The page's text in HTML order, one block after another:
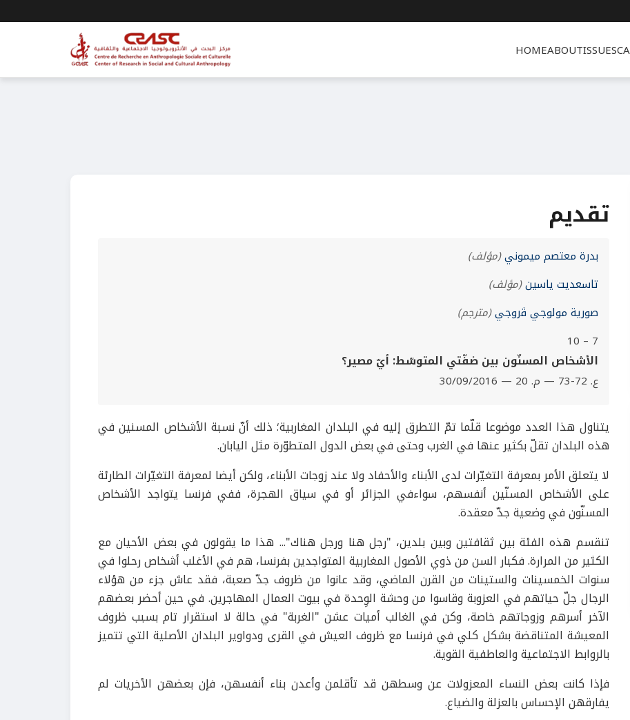
HOMEABOUTISSUES
تقديم
بدرة معتصم ميموني(مؤلف)
تاسعديت ياسين(مؤلف)
صورية مولوجي ﭬروجي(مترجم)
7 – 10
الأشخاص المسنّون بين ضفّتي المتوسّط: أيّ مصير؟
ع. 72-73 — م. 20 — 30/09/2016
يتناول هذا العدد موضوعا قلّما تمّ التطرق إليه في البلدان المغاربية؛ ذلك أنّ نسبة الأشخاص المسنين في
هذه البلدان تقلّ بكثير عنها في الغرب وحتى في بعض الدول المتطوّرة مثل اليابان.
لا يتعلق الأمر بمعرفة التغيّرات لدى الأبناء والأحفاد ولا عند زوجات الأبناء، ولكن أيضا لمعرفة التغيّرات الطارئة
على الأشخاص المسنّين أنفسهم، سواءفي الجزائر أو في سياق الهجرة، ففي فرنسا يتواجد الأشخاص
المسنّون في وضعية جدّ معقدة.
تنقسم هذه الفئة بين ثقافتين وبين بلدين، "رجل هنا ورجل هناك"... هذا ما يقولون في بعض الأحيان مع
الكثير من المرارة. فكبار السن من ذوي الأصول المغاربية المتواجدين بفرنسا، هم في الأغلب أشخاص رحلوا في
سنوات الخمسينات والستينات من القرن الماضي، وقد عانوا من ظروف جدّ صعبة، فقد عاش جزء من هؤلاء
الرجال جلّ حياتهم في العزوبة وقاسوا من وحشة الوِحدة في بيوت العمال المهاجرين. في حين أحضر بعضهم
الآخر أسرهم وزوجاتهم خاصة، وكن في الغالب أميات عشن "الغربة" في حالة لا استقرار تام بسبب ظروف
المعيشة المتناقضة بشكل كلي في فرنسا مع ظروف العيش في القرى ودواوير البلدان الأصلية التي تتميز
بالروابط الاجتماعية والعاطفية القوية.
فإذا كانت بعض النساء المعزولات عن وسطهن قد تأقلمن وأعدن بناء أنفسهن، فإن بعضهن الأخريات لم
يفارقهن الإحساس بالعزلة والضياع.